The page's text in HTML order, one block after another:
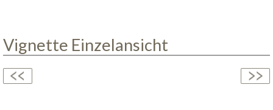
Vignette Einzelansicht